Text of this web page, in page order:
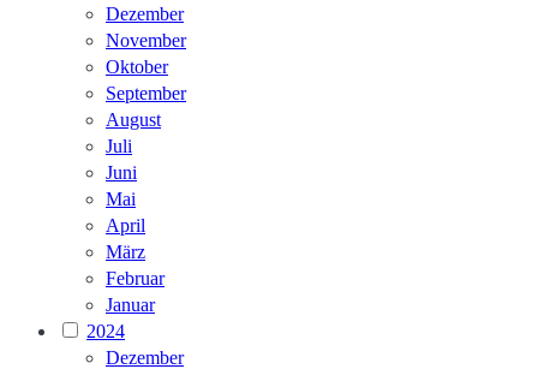
Dezember
November
Oktober
September
August
Juli
Juni
Mai
April
März
Februar
Januar
2024
Dezember